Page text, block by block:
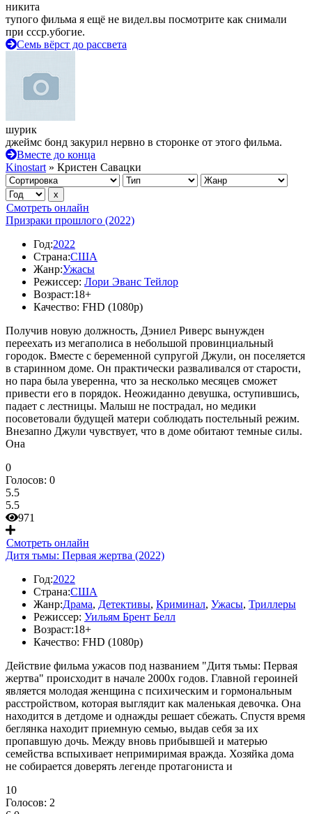
никита
тупого фильма я ещё не видел.вы посмотрите как снимали
при ссср.убогие.
Семь вёрст до рассвета
шурик
джеймс бонд закурил нервно в сторонке от этого фильма.
Вместе до конца
Kinostart » Кристен Савацки
Смотреть онлайн
Призраки прошлого (2022)
Год:2022
Страна:США
Жанр:Ужасы
Режиссер: Лори Эванс Тейлор
Возраст:18+
Качество: FHD (1080p)
Получив новую должность, Дэниел Риверс вынужден
переехать из мегаполиса в небольшой провинциальный
городок. Вместе с беременной супругой Джули, он поселяется
в старинном доме. Он практически разваливался от старости,
но пара была уверенна, что за несколько месяцев сможет
привести его в порядок. Неожиданно девушка, оступившись,
падает с лестницы. Малыш не пострадал, но медики
посоветовали будущей матери соблюдать постельный режим.
Внезапно Джули чувствует, что в доме обитают темные силы.
Она
0
Голосов: 0
5.5
5.5
971
Смотреть онлайн
Дитя тьмы: Первая жертва (2022)
Год:2022
Страна:США
Жанр:Драма, Детективы, Криминал, Ужасы, Триллеры
Режиссер: Уильям Брент Белл
Возраст:18+
Качество: FHD (1080p)
Действие фильма ужасов под названием "Дитя тьмы: Первая
жертва" происходит в начале 2000х годов. Главной героиней
является молодая женщина с психическим и гормональным
расстройством, которая выглядит как маленькая девочка. Она
находится в детдоме и однажды решает сбежать. Спустя время
беглянка находит приемную семью, выдав себя за их
пропавшую дочь. Между вновь прибывшей и матерью
семейства вспыхивает непримиримая вражда. Хозяйка дома
не собирается доверять легенде протагониста и
10
Голосов: 2